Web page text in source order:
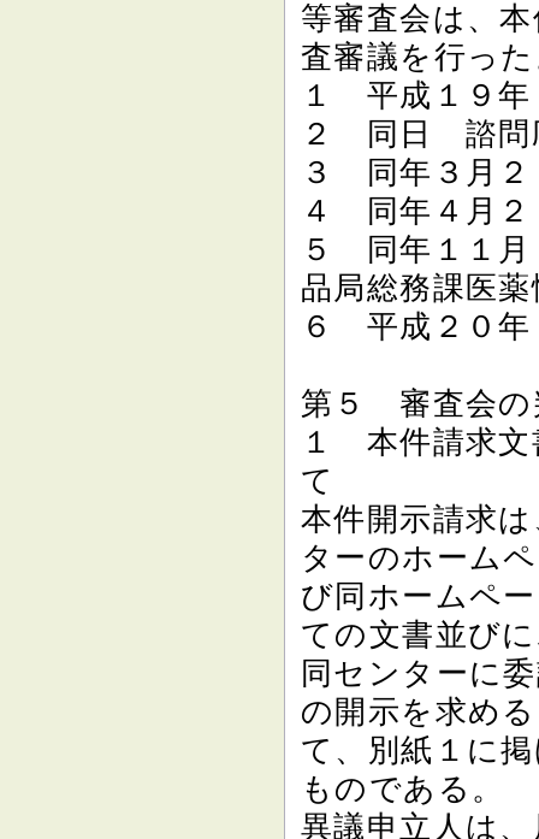
等審査会は、
査審議を行っ
１ 平成１９
２ 同日 諮問
３ 同年３月
４ 同年４月
５ 同年１１月
品局総務課医
６ 平成２０
第５ 審査会の
１ 本件請求文
て
本件開示請求
ターのホーム
び同ホームペ
ての文書並び
同センターに
の開示を求め
て、別紙１に
ものである。
異議申立人は